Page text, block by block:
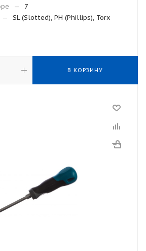
—
7
— SL (Slotted), PH (Phillips), Torx
В КОРЗИНУ